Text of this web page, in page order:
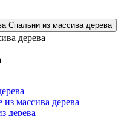
Спальни из массива дерева
массива дерева
дерева